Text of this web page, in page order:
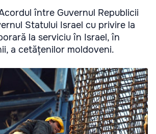
între Guvernul Republicii
Statului Israel cu privire la
la serviciu în Israel, în
a cetățenilor moldoveni.